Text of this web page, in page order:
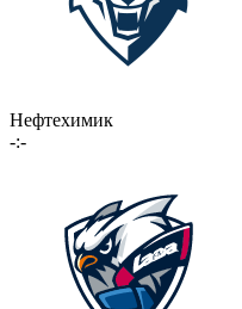
Нефтехимик
-:-